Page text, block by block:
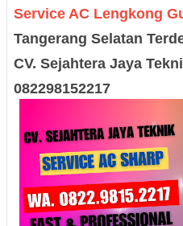
Service AC Lengkong
Tangerang Selatan
CV. Sejahtera Jaya
082298152217